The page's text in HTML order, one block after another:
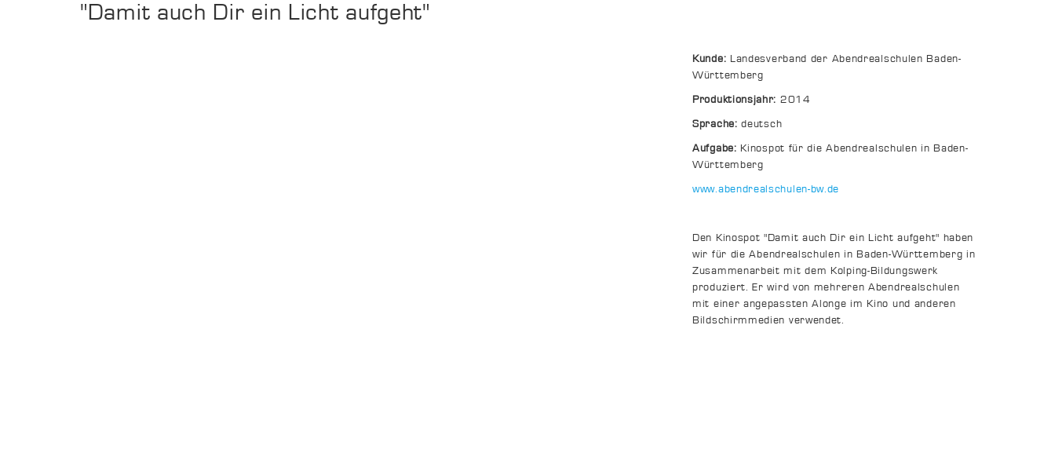
"Damit auch Dir ein Licht aufgeht"
Kunde: Landesverband der Abendrealschulen Baden-
Württemberg
Produktionsjahr: 2014
Sprache: deutsch
Aufgabe: Kinospot für die Abendrealschulen in Baden-
Württemberg
www.abendrealschulen-bw.de
Den Kinospot "Damit auch Dir ein Licht aufgeht" haben
wir für die Abendrealschulen in Baden-Württemberg in
Zusammenarbeit mit dem Kolping-Bildungswerk
produziert. Er wird von mehreren Abendrealschulen
mit einer angepassten Alonge im Kino und anderen
Bildschirmmedien verwendet.